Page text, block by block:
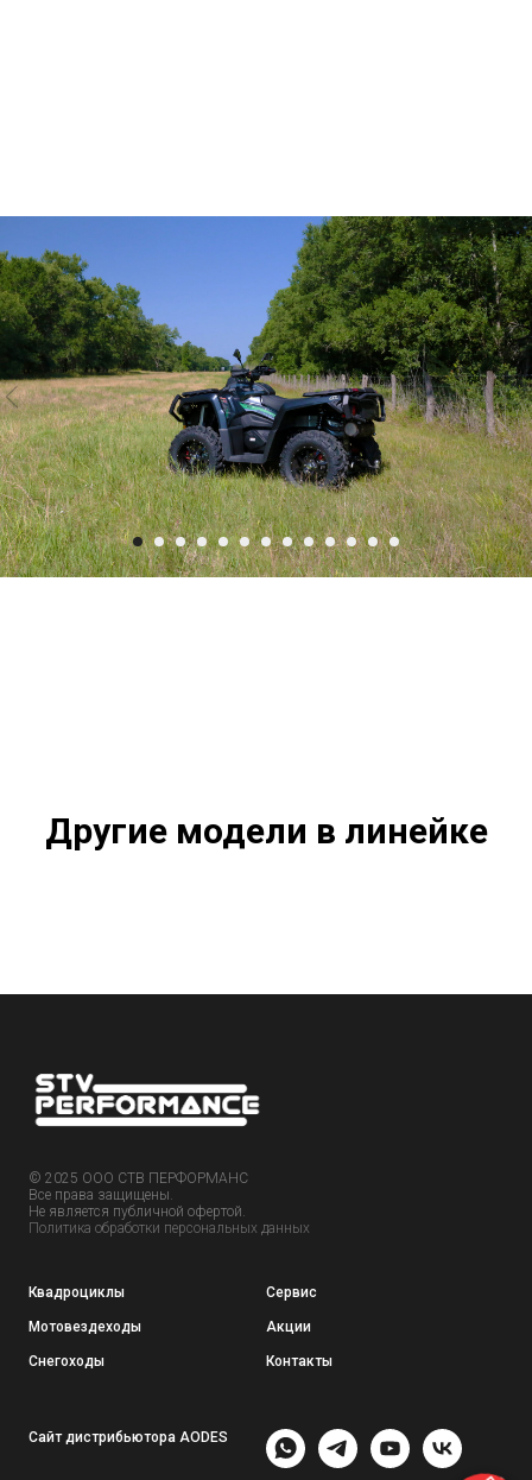
Другие модели в линейке
© 2025 ООО СТВ ПЕРФОРМАНС
Все права защищены.
Не является публичной офертой.
Политика обработки персональных данных
Квадроциклы
Мотовездеходы
Снегоходы
Сервис
Акции
Контакты
Сайт дистрибьютора AODES